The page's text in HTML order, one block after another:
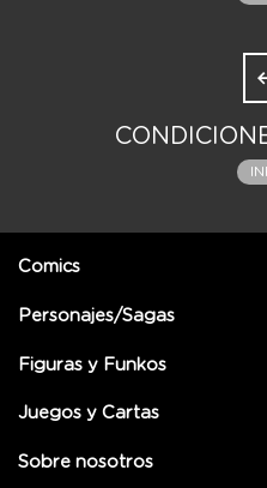
Comics
Personajes/Sagas
Figuras y Funkos
Juegos y Cartas
Sobre nosotros